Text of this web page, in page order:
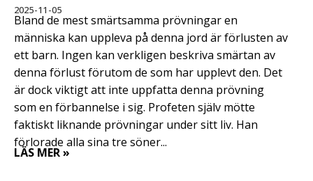
2025-11-05
Bland de mest smärtsamma prövningar en
människa kan uppleva på denna jord är förlusten av
ett barn. Ingen kan verkligen beskriva smärtan av
denna förlust förutom de som har upplevt den. Det
är dock viktigt att inte uppfatta denna prövning
som en förbannelse i sig. Profeten själv mötte
faktiskt liknande prövningar under sitt liv. Han
förlorade alla sina tre söner...
LÄS MER »